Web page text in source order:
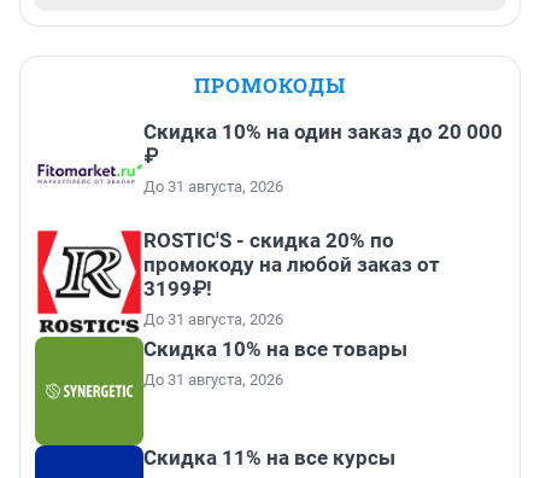
ПРОМОКОДЫ
Скидка 10% на один заказ до 20 000
₽
До 31 августа, 2026
ROSTIC'S - скидка 20% по
промокоду на любой заказ от
3199₽!
До 31 августа, 2026
Скидка 10% на все товары
До 31 августа, 2026
Скидка 11% на все курсы